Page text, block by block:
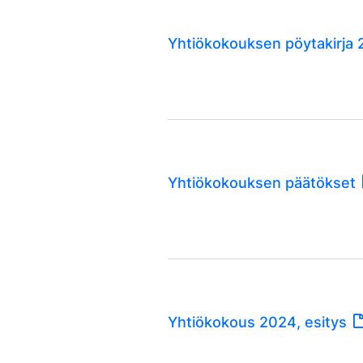
Yhtiökokouksen pöytakirja
Yhtiökokouksen päätökset
Yhtiökokous 2024, esitys